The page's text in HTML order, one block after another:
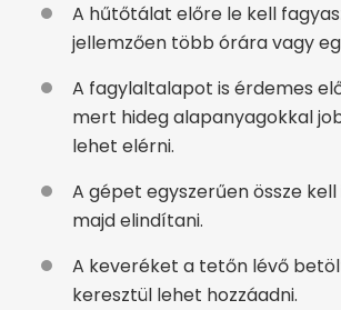
A hűtőtálat előre le kell
jellemzően több órára vagy
A fagylaltalapot is érdemes
mert hideg alapanyagokkal
lehet elérni.
A gépet egyszerűen össze kell
majd elindítani.
A keveréket a tetőn lévő
keresztül lehet hozzáadni.